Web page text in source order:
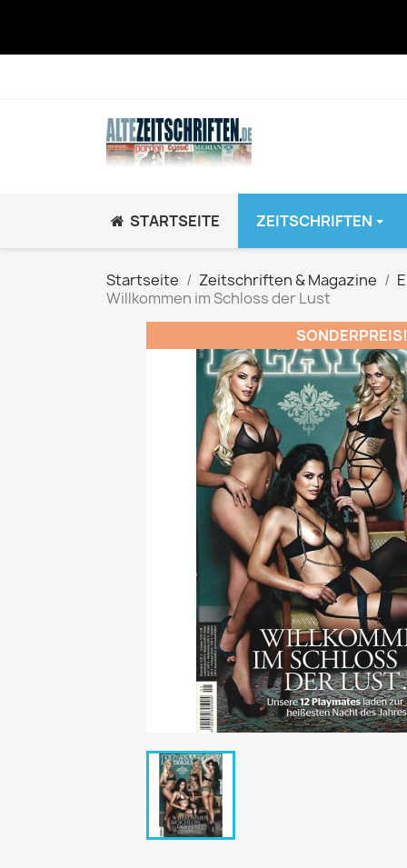
STARTSEITE ZEITSCHRIFTEN
JUGEND /
BRAVO GiRL!
BRAVO
BRAVO
hey!
Mädchen
POP Rocky
Yam!
Startseite Zeitschriften & Magazine
Willkommen im Schloss der Lust
SONDERPREIS!